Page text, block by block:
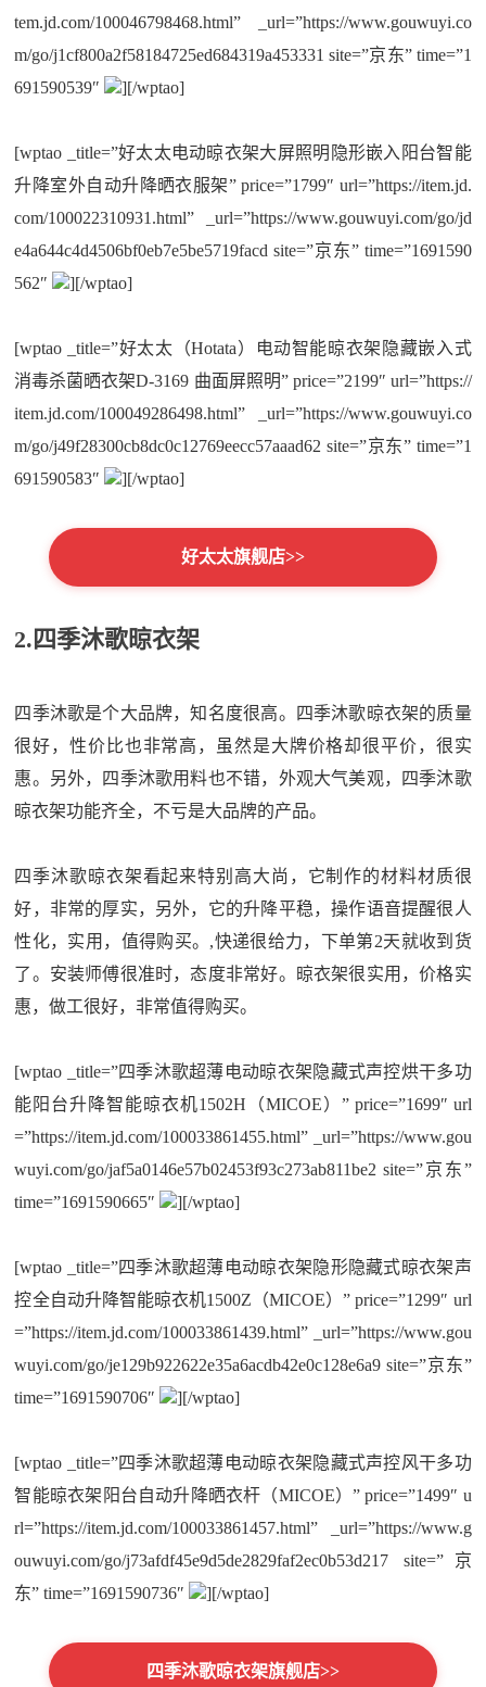
tem.jd.com/100046798468.html” _url=”https://www.gouwuyi.co
m/go/j1cf800a2f58184725ed684319a453331 site=”京东” time=”1
691590539″
][/wptao]
[wptao _title=”好太太电动晾衣架大屏照明隐形嵌入阳台智能
升降室外自动升降晒衣服架” price=”1799″ url=”https://item.jd.
com/100022310931.html” _url=”https://www.gouwuyi.com/go/jd
e4a644c4d4506bf0eb7e5be5719facd site=”京东” time=”1691590
562″
][/wptao]
[wptao _title=”好太太（Hotata）电动智能晾衣架隐藏嵌入式
消毒杀菌晒衣架D-3169 曲面屏照明” price=”2199″ url=”https://
item.jd.com/100049286498.html” _url=”https://www.gouwuyi.co
m/go/j49f28300cb8dc0c12769eecc57aaad62 site=”京东” time=”1
691590583″
][/wptao]
好太太旗舰店>>
2.四季沐歌晾衣架
四季沐歌是个大品牌，知名度很高。四季沐歌晾衣架的质量
很好，性价比也非常高，虽然是大牌价格却很平价，很实
惠。另外，四季沐歌用料也不错，外观大气美观，四季沐歌
晾衣架功能齐全，不亏是大品牌的产品。
四季沐歌晾衣架看起来特别高大尚，它制作的材料材质很
好，非常的厚实，另外，它的升降平稳，操作语音提醒很人
性化，实用，值得购买。,快递很给力，下单第2天就收到货
了。安装师傅很准时，态度非常好。晾衣架很实用，价格实
惠，做工很好，非常值得购买。
[wptao _title=”四季沐歌超薄电动晾衣架隐藏式声控烘干多功
能阳台升降智能晾衣机1502H（MICOE）” price=”1699″ url
=”https://item.jd.com/100033861455.html” _url=”https://www.gou
wuyi.com/go/jaf5a0146e57b02453f93c273ab811be2 site=”京东”
time=”1691590665″
][/wptao]
[wptao _title=”四季沐歌超薄电动晾衣架隐形隐藏式晾衣架声
控全自动升降智能晾衣机1500Z（MICOE）” price=”1299″ url
=”https://item.jd.com/100033861439.html” _url=”https://www.gou
wuyi.com/go/je129b922622e35a6acdb42e0c128e6a9 site=”京东”
time=”1691590706″
][/wptao]
[wptao _title=”四季沐歌超薄电动晾衣架隐藏式声控风干多功
智能晾衣架阳台自动升降晒衣杆（MICOE）” price=”1499″ u
rl=”https://item.jd.com/100033861457.html” _url=”https://www.g
ouwuyi.com/go/j73afdf45e9d5de2829faf2ec0b53d217 site=”京
东” time=”1691590736″
][/wptao]
四季沐歌晾衣架旗舰店>>